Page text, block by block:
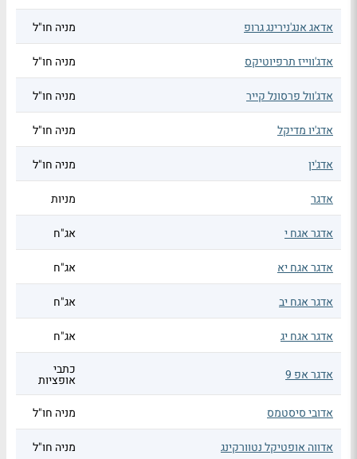
אדאג אנג'נירינג גרופ מניה חו"ל
אדג'ווייז תרפיוטיקס מניה חו"ל
אדג'וול פרסונל קייר מניה חו"ל
אדג'יו מדיקל מניה חו"ל
אדג'ין מניה חו"ל
אדגר מניות
אדגר אגח י אג"ח
אדגר אגח יא אג"ח
אדגר אגח יב אג"ח
אדגר אגח יג אג"ח
אדגר אפ 9 כתבי
אופציות
אדובי סיסטמס
מניה חו"ל
אדווה אופטיקל נטוורקינג מניה חו"ל